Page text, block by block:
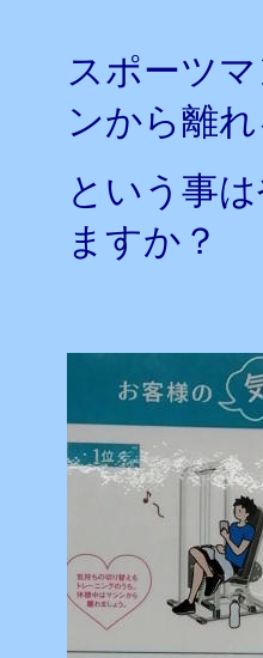
スポーツ
ンから離れ
という事
ますか？